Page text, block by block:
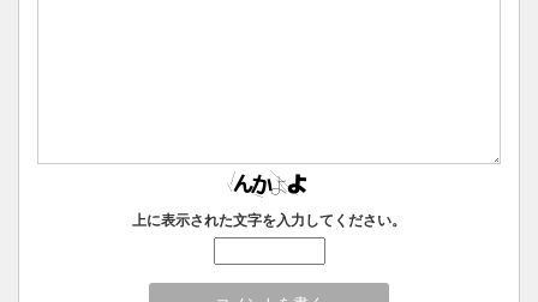
上に表示された文字を入力してください。